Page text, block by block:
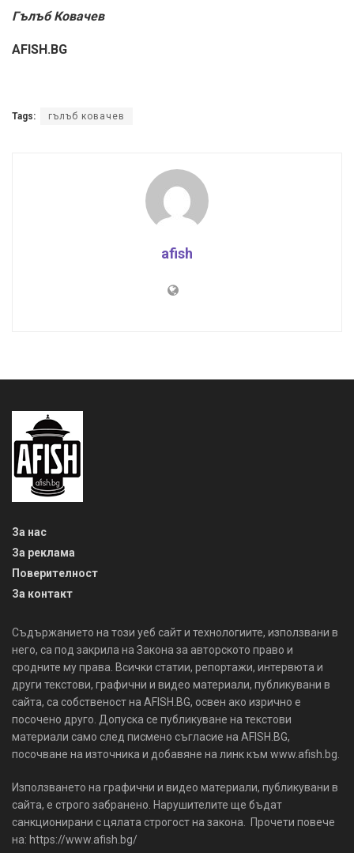
Гълъб Ковачев
AFISH.BG
Tags: гълъб ковачев
afish
За нас
За реклама
Поверителност
За контакт
Съдържанието на този уеб сайт и технологиите, използвани в
него, са под закрила на Закона за авторското право и
сродните му права. Всички статии, репортажи, интервюта и
други текстови, графични и видео материали, публикувани в
сайта, са собственост на AFISH.BG, освен ако изрично е
посочено друго. Допуска се публикуване на текстови
материали само след писмено съгласие на AFISH.BG,
посочване на източника и добавяне на линк към www.afish.bg.
Използването на графични и видео материали, публикувани в
сайта, е строго забранено. Нарушителите ще бъдат
санкционирани с цялата строгост на закона. Прочети повече
на: https://www.afish.bg/